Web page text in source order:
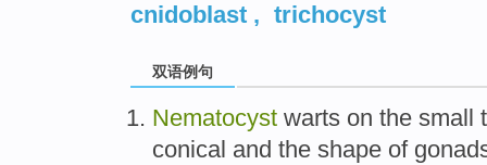
cnidoblast , trichocyst
双语例句
Nematocyst warts on the small
conical and the shape of